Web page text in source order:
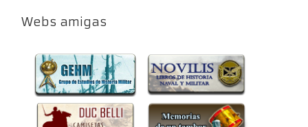
Webs amigas